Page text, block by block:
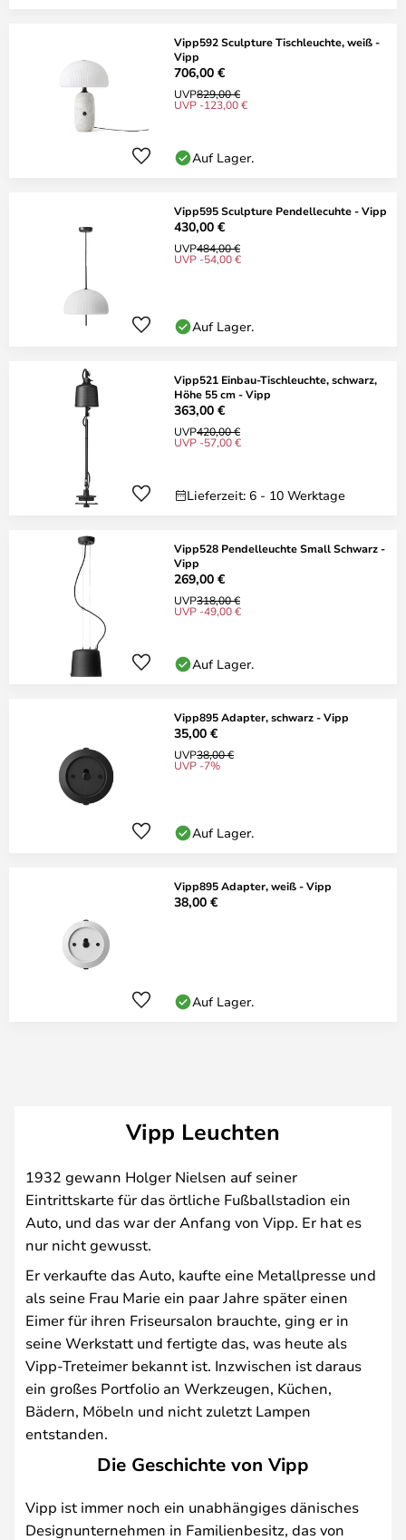
Vipp592 Sculpture Tischleuchte, weiß -
Vipp
706,00 €
UVP829,00 €
UVP -123,00 €
Auf Lager.
Vipp595 Sculpture Pendellecuhte - Vipp
430,00 €
UVP484,00 €
UVP -54,00 €
Auf Lager.
Vipp521 Einbau-Tischleuchte, schwarz,
Höhe 55 cm - Vipp
363,00 €
UVP420,00 €
UVP -57,00 €
Lieferzeit: 6 - 10 Werktage
Vipp528 Pendelleuchte Small Schwarz -
Vipp
269,00 €
UVP318,00 €
UVP -49,00 €
Auf Lager.
Vipp895 Adapter, schwarz - Vipp
35,00 €
UVP38,00 €
UVP -7%
Auf Lager.
Vipp895 Adapter, weiß - Vipp
38,00 €
Auf Lager.
Vipp Leuchten
1932 gewann Holger Nielsen auf seiner
Eintrittskarte für das örtliche Fußballstadion ein
Auto, und das war der Anfang von Vipp. Er hat es
nur nicht gewusst.
Er verkaufte das Auto, kaufte eine Metallpresse und
als seine Frau Marie ein paar Jahre später einen
Eimer für ihren Friseursalon brauchte, ging er in
seine Werkstatt und fertigte das, was heute als
Vipp-Treteimer bekannt ist. Inzwischen ist daraus
ein großes Portfolio an Werkzeugen, Küchen,
Bädern, Möbeln und nicht zuletzt Lampen
entstanden.
Die Geschichte von Vipp
Vipp ist immer noch ein unabhängiges dänisches
Designunternehmen in Familienbesitz, das von